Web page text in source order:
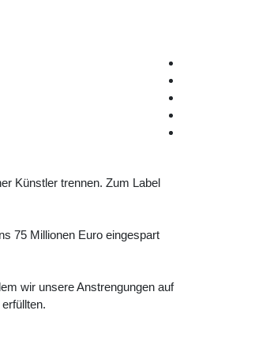
Künstler trennen. Zum Label
75 Millionen Euro eingespart
wir unsere Anstrengungen auf